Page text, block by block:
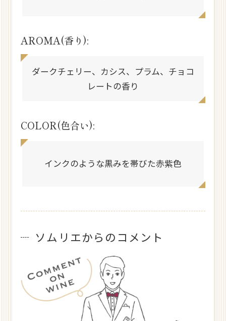
AROMA(香り):
ダークチェリー、カシス、プラム、チョコ
レートの香り
COLOR(色合い):
インクのような黒みを帯びた赤紫色
ソムリエからのコメント